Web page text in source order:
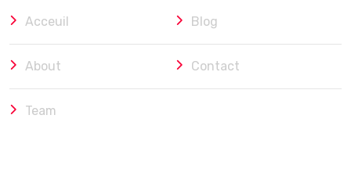
Acceuil Blog
About Contact
Team